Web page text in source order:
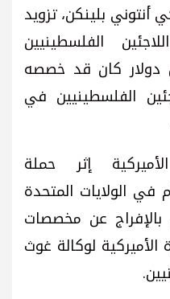
أنتوني بلينكن، تزويد
الفلسطينيين
بمبلغ 75 مليون دولار كان قد خصصه
الفلسطينيين في
إثر حملة
في الولايات المتحدة
بالإفراج عن مخصصات
الأميركية لوكالة غوث